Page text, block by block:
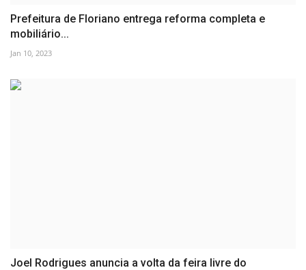
Prefeitura de Floriano entrega reforma completa e
mobiliário...
Jan 10, 2023
Joel Rodrigues anuncia a volta da feira livre do